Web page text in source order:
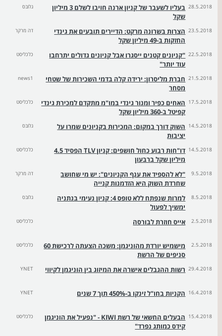
28.5.2018
בעליו לשעבר של קניון ארנה חויבו לשלם 3 מיליון
שקל
גלובס
23.5.2018 הצרות בשרונה מרקט: הדיירים תובעים את גינדי
החזקות ב-49 מיליון שקל
דה מרקר
22.5.2018 "קניונים קטנים ייסגרו אבל קניונים גדולים יתרחבו
עוד יותר"
כלכליסט
21.5.2018 חברת מליסרון: ירידה קלה בדמי השכירות של שטחי
מסחר
news1
17.5.2018 האחים כפיר ומנור גינדי במו"מ מתקדם למכירת גינדי
קפיטל ב-360 מיליון שקל
כלכליסט
14.5.2018 השוק דורך במקום: המכירות בקניונים שמרו על
יציבות
גלובס
14.5.2018
דו"חות רבוע כחול חושפים: קניון TLV הפסיד 4.5
מיליון שקל ברבעון
כלכליסט
9.5.2018
"לא להספיד את ענף הקניונים": יש מי שחושב
שחרדת השוק היא הזדמנות קנייה
דה מרקר
8.5.2018
למרות שנפתח ללא טופס 4: קניון נעימי בנתניה
ימשיך לפעול
גלובס
2.5.2018 אייס חוזרת לבורסה כלכליסט
2.5.2018
מישמיש יורדת מהוניגמן: משכה הצעתה לרכישת 60
סניפים של הרשת
כלכליסט
29.4.2018 רשות ההגבלים אישרה את המיזוג בין הוניגמן לקיווי YNET
16.4.2018 הקניות בחו"ל זינקו ב-450% תוך 7 שנים YNET
15.4.2018
הבעלים החשאי של רשת KIWI - "נפעיל את הוניגמן
קידס כמותג נפרד"
כלכליסט